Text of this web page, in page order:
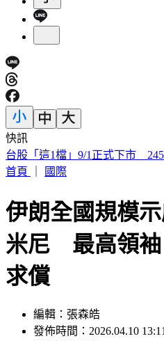
快訊
要助理颱風天「肉身護植栽」
首頁
國際
伊朗全國規模
米尼 最高領袖
求償
編輯：張森皓
發佈時間：2026.04.10 13:11